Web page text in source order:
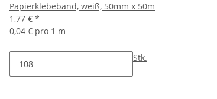
Papierklebeband, weiß, 50mm x 50m
1,77 € *
0,04 € pro 1 m
Stk.